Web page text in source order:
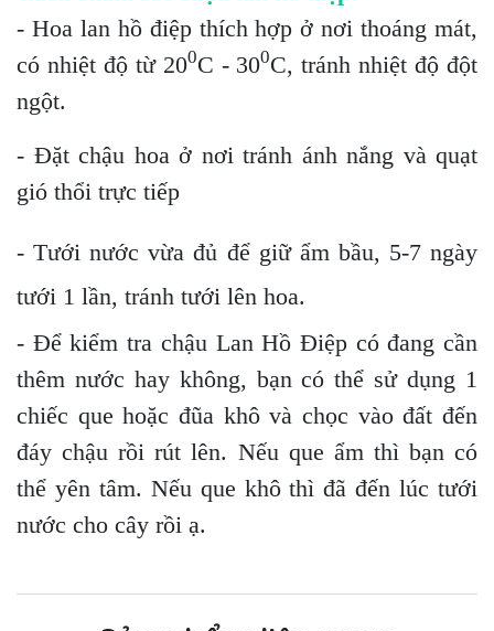
- Hoa lan hồ điệp thích hợp ở nơi thoáng mát,
có nhiệt độ từ 200C - 300C, tránh nhiệt độ đột
ngột.
- Đặt chậu hoa ở nơi tránh ánh nắng và quạt
gió thổi trực tiếp
- Tưới nước vừa đủ để giữ ẩm bầu, 5-7 ngày
tưới 1 lần, tránh tưới lên hoa.
- Để kiểm tra chậu Lan Hồ Điệp có đang cần
thêm nước hay không, bạn có thể sử dụng 1
chiếc que hoặc đũa khô và chọc vào đất đến
đáy chậu rồi rút lên. Nếu que ẩm thì bạn có
thể yên tâm. Nếu que khô thì đã đến lúc tưới
nước cho cây rồi ạ.